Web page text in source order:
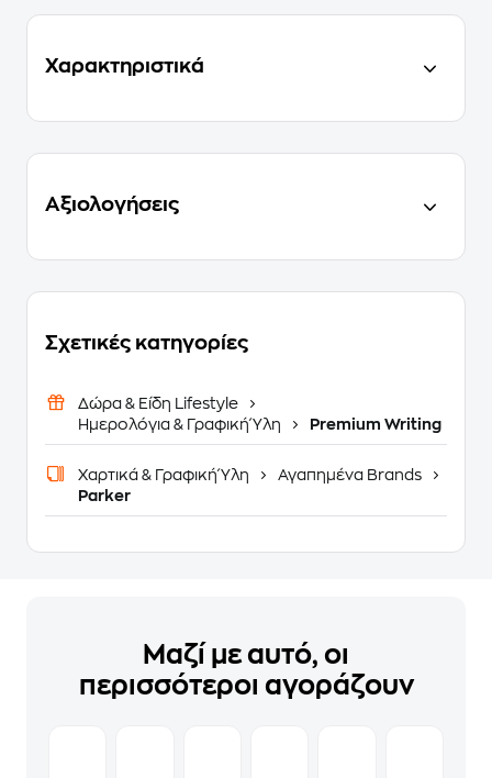
Χαρακτηριστικά
Αξιολογήσεις
Σχετικές κατηγορίες
Δώρα & Είδη Lifestyle
Ημερολόγια & Γραφική Ύλη
Premium Writing
Χαρτικά & Γραφική Ύλη
Αγαπημένα Brands
Parker
Μαζί με αυτό, οι
περισσότεροι αγοράζουν